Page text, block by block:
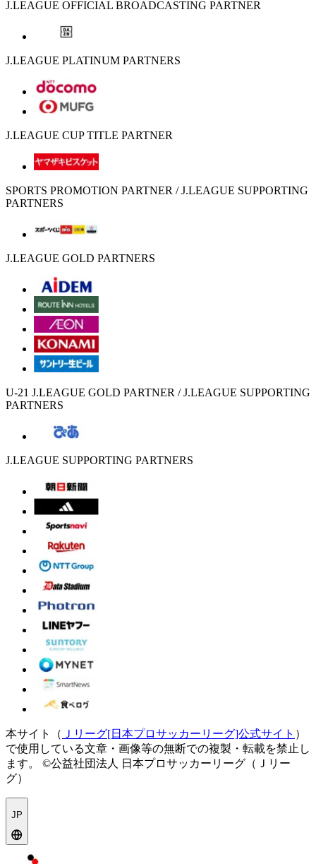
J.LEAGUE OFFICIAL BROADCASTING PARTNER
J.LEAGUE PLATINUM PARTNERS
J.LEAGUE CUP TITLE PARTNER
SPORTS PROMOTION PARTNER / J.LEAGUE SUPPORTING
PARTNERS
J.LEAGUE GOLD PARTNERS
U-21 J.LEAGUE GOLD PARTNER / J.LEAGUE SUPPORTING
PARTNERS
J.LEAGUE SUPPORTING PARTNERS
本サイト（ Ｊリーグ[日本プロサッカーリーグ]公式サイト ）
で使用している文章・画像等の無断での複製・転載を禁止し
ます。
©公益社団法人 日本プロサッカーリーグ（Ｊリー
グ）
JP